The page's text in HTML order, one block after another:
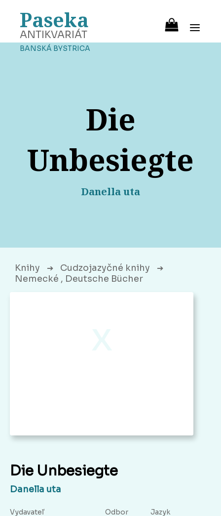
Paseka
ANTIKVARIÁT
BANSKÁ BYSTRICA
Die
Unbesiegte
Danella uta
Knihy ➔ Cudzojazyčné knihy ➔
Nemecké , Deutsche Bücher
Die Unbesiegte
Danella uta
Vydavateľ
Odbor
Jazyk